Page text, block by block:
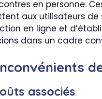
en personne.
aux utilisateurs de
en ligne et
dans un cadre
associés